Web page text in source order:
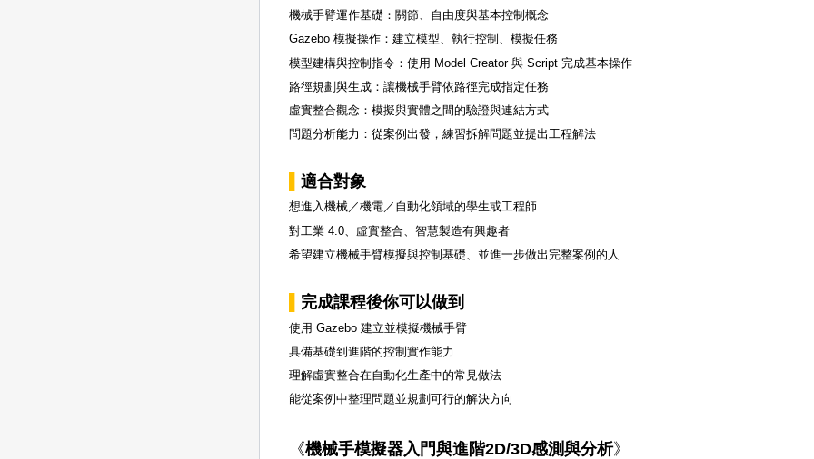
機械手臂運作基礎：關節、自由度與基本控制概念
Gazebo 模擬操作：建立模型、執行控制、模擬任務
模型建構與控制指令：使用 Model Creator 與 Script 完成基本操作
路徑規劃與生成：讓機械手臂依路徑完成指定任務
虛實整合觀念：模擬與實體之間的驗證與連結方式
問題分析能力：從案例出發，練習拆解問題並提出工程解法
▌適合對象
想進入機械／機電／自動化領域的學生或工程師
對工業 4.0、虛實整合、智慧製造有興趣者
希望建立機械手臂模擬與控制基礎、並進一步做出完整案例的人
完成課程後你可以做到
使用 Gazebo 建立並模擬機械手臂
具備基礎到進階的控制實作能力
理解虛實整合在自動化生產中的常見做法
能從案例中整理問題並規劃可行的解決方向
《機械手模擬器入門與進階2D/3D感測與分析》